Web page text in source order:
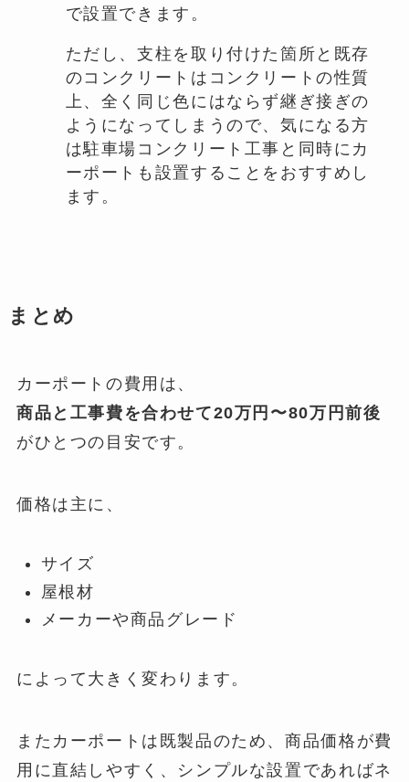
で設置できます。
ただし、支柱を取り付けた箇所と既存
のコンクリートはコンクリートの性質
上、全く同じ色にはならず継ぎ接ぎの
ようになってしまうので、気になる方
は駐車場コンクリート工事と同時にカ
ーポートも設置することをおすすめし
ます。
まとめ
カーポートの費用は、
商品と工事費を合わせて20万円〜80万円前後
がひとつの目安です。
価格は主に、
サイズ
屋根材
メーカーや商品グレード
によって大きく変わります。
またカーポートは既製品のため、商品価格が費
用に直結しやすく、シンプルな設置であればネ